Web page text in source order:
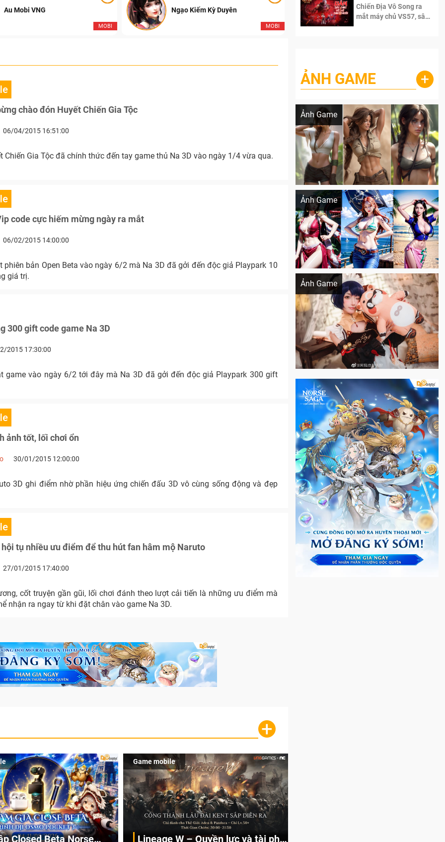
MOBI
Au Mobi VNG
MOBI
Ngạo Kiếm Kỳ Duyên Ngạo Thiên Mobile
chào đón Huyết Chiến Gia Tộc
06/04/2015 16:51:00
Chiến Gia Tộc đã chính thức đến tay game thủ Na 3D vào ngày 1/4 vừa qua.
code cực hiếm mừng ngày ra mắt
06/02/2015 14:00:00
phiên bản Open Beta vào ngày 6/2 mà Na 3D đã gởi đến độc giả Playpark 10
giá trị.
300 gift code game Na 3D
2015 17:30:00
game vào ngày 6/2 tới đây mà Na 3D đã gởi đến độc giả Playpark 300 gift
ảnh tốt, lối chơi ổn
30/01/2015 12:00:00
3D ghi điểm nhờ phần hiệu ứng chiến đấu 3D vô cùng sống động và đẹp
hội tụ nhiều ưu điểm để thu hút fan hâm mộ Naruto
27/01/2015 17:40:00
cốt truyện gần gũi, lối chơi đánh theo lượt cải tiến là những ưu điểm mà
nhận ra ngay từ khi đặt chân vào game Na 3D.
+
Closed Beta Norse
Game mobile
Lineage W – Quyền lực và tài phú
Chiến Địa Vô Song ra
mắt máy chủ VS57, sân
ẢNH GAME +
Ảnh Game
Lala Croft vừa nóng vừa xinh dưới nét vẽ
Ảnh Game
Khi AI Cosplay gái đẹp One Piece
Ảnh Game
Cosplay Xiangling siêu cute